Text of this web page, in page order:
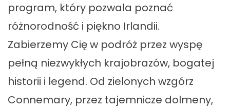
program, który pozwala poznać
różnorodność i piękno Irlandii.
Zabierzemy Cię w podróż przez wyspę
pełną niezwykłych krajobrazów, bogatej
historii i legend. Od zielonych wzgórz
Connemary, przez tajemnicze dolmeny,